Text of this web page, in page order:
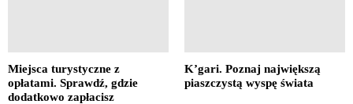
Miejsca turystyczne z
opłatami. Sprawdź, gdzie
dodatkowo zapłacisz
K’gari. Poznaj największą
piaszczystą wyspę świata